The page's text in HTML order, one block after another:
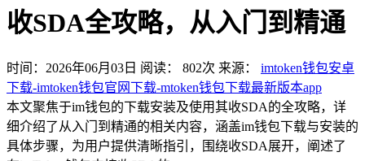
收SDA全攻略，从入门到精通
时间：2026年06月03日 阅读： 802次 来源： imtoken钱包安卓
下载-imtoken钱包官网下载-mtoken钱包下载最新版本app
本文聚焦于im钱包的下载安装及使用其收SDA的全攻略，详
细介绍了从入门到精通的相关内容，涵盖im钱包下载与安装的
具体步骤，为用户提供清晰指引，围绕收SDA展开，阐述了